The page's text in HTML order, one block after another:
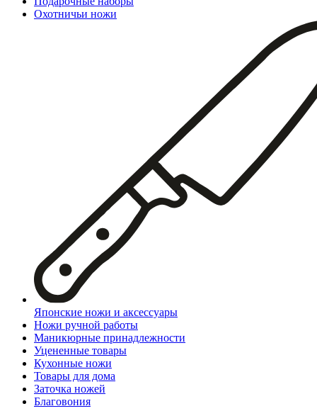
Охотничьи ножи
Японские ножи и аксессуары
Ножи ручной работы
Маникюрные принадлежности
Уцененные товары
Кухонные ножи
Товары для дома
Заточка ножей
Благовония